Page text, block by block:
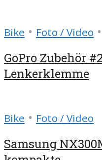
Bike • Foto / Video •
GoPro Zubehör
Lenkerklemme
Bike • Foto / Video
Samsung